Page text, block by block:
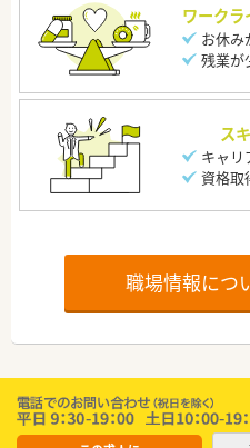
ワークラ
お休み
残業が
ス
キャリ
資格取
職場情報につ